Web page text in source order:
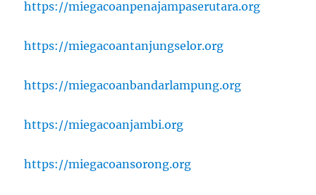
https://miegacoanpenajampaserutara.org
https://miegacoantanjungselor.org
https://miegacoanbandarlampung.org
https://miegacoanjambi.org
https://miegacoansorong.org